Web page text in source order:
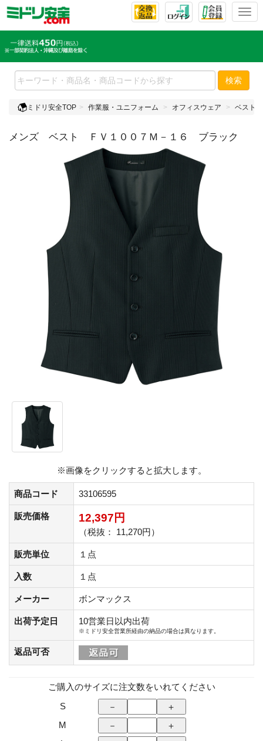
T
l
e
n
v
検索
ミドリ安全TOP 作業服・ユニフォーム オフィスウェア ベスト
メンズ ベスト ＦＶ１００７Ｍ－１６ ブラック
※画像をクリックすると拡大します。
商品コード 33106595
販売価格 12,397円
（税抜： 11,270円）
販売単位 １点
入数 １点
メーカー ボンマックス
出荷予定日 10営業日以内出荷
※ミドリ安全営業所経由の納品の場合は異なります。
返品可否
ご購入のサイズに注文数をいれてください
S
M